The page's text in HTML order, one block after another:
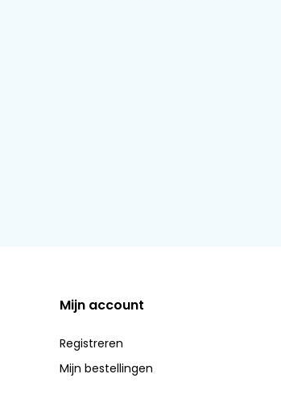
Mijn account
Registreren
Mijn bestellingen